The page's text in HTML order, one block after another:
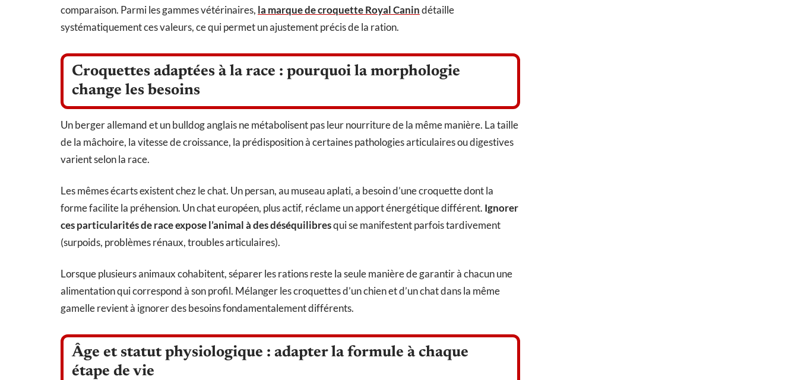
comparaison. Parmi les gammes vétérinaires, la marque de croquette Royal Canindétaille
systématiquement ces valeurs, ce qui permet un ajustement précis de la ration.
Croquettes adaptées à la race : pourquoi la morphologie
change les besoins
Un berger allemand et un bulldog anglais ne métabolisent pas leur nourriture de la même manière. La taille
de la mâchoire, la vitesse de croissance, la prédisposition à certaines pathologies articulaires ou digestives
varient selon la race.
Les mêmes écarts existent chez le chat. Un persan, au museau aplati, a besoin d’une croquette dont la
forme facilite la préhension. Un chat européen, plus actif, réclame un apport énergétique différent. Ignorer
ces particularités de race expose l’animal à des déséquilibresqui se manifestent parfois tardivement
(surpoids, problèmes rénaux, troubles articulaires).
Lorsque plusieurs animaux cohabitent, séparer les rations reste la seule manière de garantir à chacun une
alimentation qui correspond à son profil. Mélanger les croquettes d’un chien et d’un chat dans la même
gamelle revient à ignorer des besoins fondamentalement différents.
Âge et statut physiologique : adapter la formule à chaque
étape de vie